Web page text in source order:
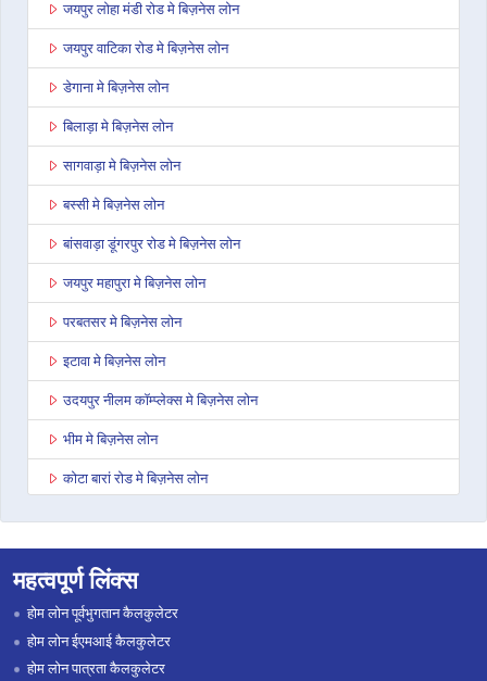
जयपुर लोहा मंडी रोड मे बिज़नेस लोन
जयपुर वाटिका रोड मे बिज़नेस लोन
डेगाना मे बिज़नेस लोन
बिलाड़ा मे बिज़नेस लोन
सागवाड़ा मे बिज़नेस लोन
बस्सी मे बिज़नेस लोन
बांसवाड़ा डूंगरपुर रोड मे बिज़नेस लोन
जयपुर महापुरा मे बिज़नेस लोन
परबतसर मे बिज़नेस लोन
इटावा मे बिज़नेस लोन
उदयपुर नीलम कॉम्प्लेक्स मे बिज़नेस लोन
भीम मे बिज़नेस लोन
कोटा बारां रोड मे बिज़नेस लोन
जोधपुर पाओटा मे बिज़नेस लोन
भरतपुर मे बिज़नेस लोन
सवाई माधोपुर मे बिज़नेस लोन
महत्वपूर्ण लिंक्स
होम लोन पूर्वभुगतान कैलकुलेटर
होम लोन ईएमआई कैलकुलेटर
होम लोन पात्रता कैलकुलेटर